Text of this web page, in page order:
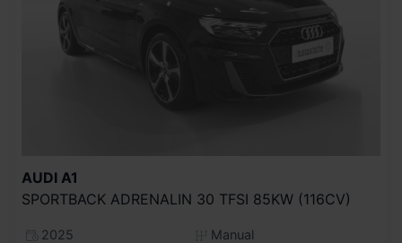
AUDI A1
SPORTBACK ADRENALIN 30 TFSI 85KW (116CV)
2025
Manual